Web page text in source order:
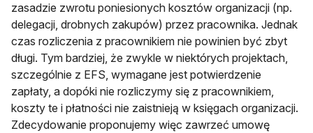
zasadzie zwrotu poniesionych kosztów organizacji (np.
delegacji, drobnych zakupów) przez pracownika. Jednak
czas rozliczenia z pracownikiem nie powinien być zbyt
długi. Tym bardziej, że zwykle w niektórych projektach,
szczególnie z EFS, wymagane jest potwierdzenie
zapłaty, a dopóki nie rozliczymy się z pracownikiem,
koszty te i płatności nie zaistnieją w księgach organizacji.
Zdecydowanie proponujemy więc zawrzeć umowę